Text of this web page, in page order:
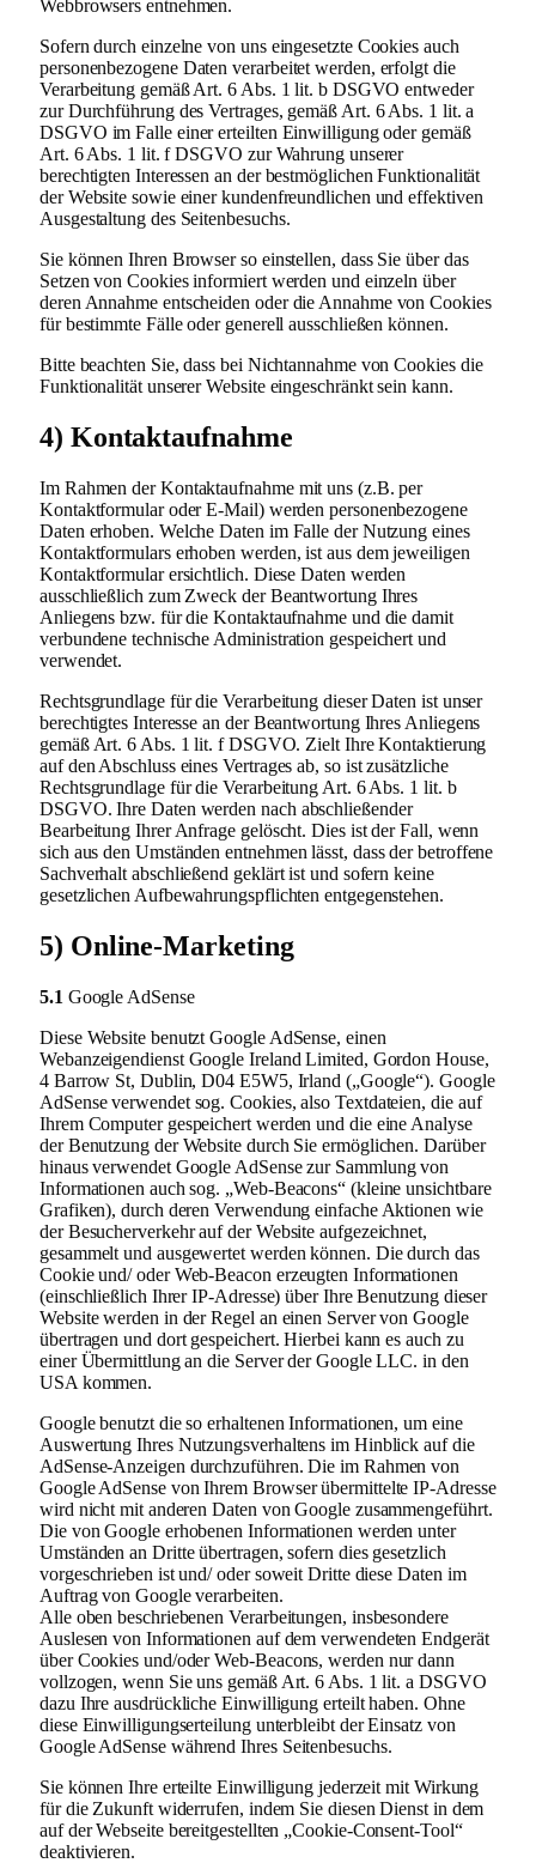
Webbrowsers entnehmen.
Sofern durch einzelne von uns eingesetzte Cookies auch
personenbezogene Daten verarbeitet werden, erfolgt die
Verarbeitung gemäß Art. 6 Abs. 1 lit. b DSGVO entweder
zur Durchführung des Vertrages, gemäß Art. 6 Abs. 1 lit. a
DSGVO im Falle einer erteilten Einwilligung oder gemäß
Art. 6 Abs. 1 lit. f DSGVO zur Wahrung unserer
berechtigten Interessen an der bestmöglichen Funktionalität
der Website sowie einer kundenfreundlichen und effektiven
Ausgestaltung des Seitenbesuchs.
Sie können Ihren Browser so einstellen, dass Sie über das
Setzen von Cookies informiert werden und einzeln über
deren Annahme entscheiden oder die Annahme von Cookies
für bestimmte Fälle oder generell ausschließen können.
Bitte beachten Sie, dass bei Nichtannahme von Cookies die
Funktionalität unserer Website eingeschränkt sein kann.
4) Kontaktaufnahme
Im Rahmen der Kontaktaufnahme mit uns (z.B. per
Kontaktformular oder E-Mail) werden personenbezogene
Daten erhoben. Welche Daten im Falle der Nutzung eines
Kontaktformulars erhoben werden, ist aus dem jeweiligen
Kontaktformular ersichtlich. Diese Daten werden
ausschließlich zum Zweck der Beantwortung Ihres
Anliegens bzw. für die Kontaktaufnahme und die damit
verbundene technische Administration gespeichert und
verwendet.
Rechtsgrundlage für die Verarbeitung dieser Daten ist unser
berechtigtes Interesse an der Beantwortung Ihres Anliegens
gemäß Art. 6 Abs. 1 lit. f DSGVO. Zielt Ihre Kontaktierung
auf den Abschluss eines Vertrages ab, so ist zusätzliche
Rechtsgrundlage für die Verarbeitung Art. 6 Abs. 1 lit. b
DSGVO. Ihre Daten werden nach abschließender
Bearbeitung Ihrer Anfrage gelöscht. Dies ist der Fall, wenn
sich aus den Umständen entnehmen lässt, dass der betroffene
Sachverhalt abschließend geklärt ist und sofern keine
gesetzlichen Aufbewahrungspflichten entgegenstehen.
5) Online-Marketing
5.1 Google AdSense
Diese Website benutzt Google AdSense, einen
Webanzeigendienst Google Ireland Limited, Gordon House,
4 Barrow St, Dublin, D04 E5W5, Irland („Google“). Google
AdSense verwendet sog. Cookies, also Textdateien, die auf
Ihrem Computer gespeichert werden und die eine Analyse
der Benutzung der Website durch Sie ermöglichen. Darüber
hinaus verwendet Google AdSense zur Sammlung von
Informationen auch sog. „Web-Beacons“ (kleine unsichtbare
Grafiken), durch deren Verwendung einfache Aktionen wie
der Besucherverkehr auf der Website aufgezeichnet,
gesammelt und ausgewertet werden können. Die durch das
Cookie und/ oder Web-Beacon erzeugten Informationen
(einschließlich Ihrer IP-Adresse) über Ihre Benutzung dieser
Website werden in der Regel an einen Server von Google
übertragen und dort gespeichert. Hierbei kann es auch zu
einer Übermittlung an die Server der Google LLC. in den
USA kommen.
Google benutzt die so erhaltenen Informationen, um eine
Auswertung Ihres Nutzungsverhaltens im Hinblick auf die
AdSense-Anzeigen durchzuführen. Die im Rahmen von
Google AdSense von Ihrem Browser übermittelte IP-Adresse
wird nicht mit anderen Daten von Google zusammengeführt.
Die von Google erhobenen Informationen werden unter
Umständen an Dritte übertragen, sofern dies gesetzlich
vorgeschrieben ist und/ oder soweit Dritte diese Daten im
Auftrag von Google verarbeiten.
Alle oben beschriebenen Verarbeitungen, insbesondere
Auslesen von Informationen auf dem verwendeten Endgerät
über Cookies und/oder Web-Beacons, werden nur dann
vollzogen, wenn Sie uns gemäß Art. 6 Abs. 1 lit. a DSGVO
dazu Ihre ausdrückliche Einwilligung erteilt haben. Ohne
diese Einwilligungserteilung unterbleibt der Einsatz von
Google AdSense während Ihres Seitenbesuchs.
Sie können Ihre erteilte Einwilligung jederzeit mit Wirkung
für die Zukunft widerrufen, indem Sie diesen Dienst in dem
auf der Webseite bereitgestellten „Cookie-Consent-Tool“
deaktivieren.